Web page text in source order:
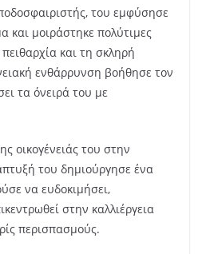
του εμφύσησε
και μοιράστηκε πολύτιμες
και τη σκληρή
ενθάρρυνση βοήθησε τον
τα όνειρά του με
οικογένειάς του στην
του δημιούργησε ένα
να ευδοκιμήσει,
στην καλλιέργεια
περισπασμούς.